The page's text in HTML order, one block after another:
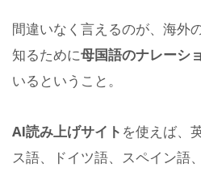
間違いなく言えるのが、海外
知るために母国語のナレーシ
いるということ。
AI読み上げサイト を使えば、
ス語、ドイツ語、スペイン語